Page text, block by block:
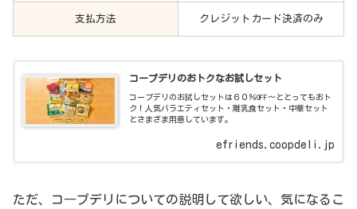
支払方法 クレジットカード決済のみ
コープデリのおトクなお試しセット
コープデリのお試しセットは６０％OFF～ととってもおト
ク！人気バラエティセット・離乳食セット・中華セット
とさまざま用意しています。
efriends.coopdeli.jp
ただ、コ―プデリについての説明して欲しい、気になるこ